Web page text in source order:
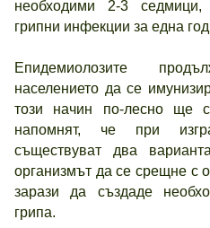
необходими 2-3
грипни инфекции за една
Епидемиолозите
населението да се
този начин по-лесно ще
напомнят, че при
съществуват два
организмът да се срещне с
зарази да създаде
грипа.